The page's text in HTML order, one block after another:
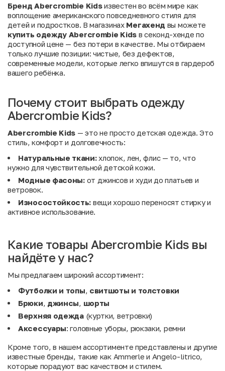
Бренд Abercrombie Kidsизвестен во всём мире как
воплощение американского повседневного стиля для
детей и подростков. В магазинах Мегахенд вы можете
купить одежду Abercrombie Kids в секонд-хенде по
доступной цене — без потери в качестве. Мы отбираем
только лучшие позиции: чистые, без дефектов,
современные модели, которые легко впишутся в гардероб
вашего ребёнка.
Почему стоит выбрать одежду
Abercrombie Kids?
Abercrombie Kids — это не просто детская одежда. Это
стиль, комфорт и долговечность:
Натуральные ткани:хлопок, лен, флис — то, что
нужно для чувствительной детской кожи.
Модные фасоны:от джинсов и худи до платьев и
ветровок.
Износостойкость: вещи хорошо переносят стирку и
активное использование.
Какие товары Abercrombie Kids вы
найдёте у нас?
Мы предлагаем широкий ассортимент:
Футболки и топы свитшоты и толстовки
Брюки
джинсы
шорты
Верхняя одежда(куртки, ветровки)
Аксессуары: головные уборы, рюкзаки, ремни
Кроме того, в нашем ассортименте представлены и другие
известные бренды, такие как Ammerle и Angelo-litrico
которые порадуют вас качеством и стилем.